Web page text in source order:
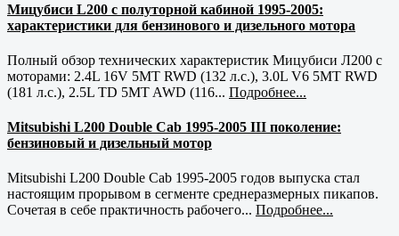
Мицубиси L200 с полуторной кабиной 1995-2005:
характеристики для бензинового и дизельного мотора
Полный обзор технических характеристик Мицубиси Л200 с
моторами: 2.4L 16V 5MT RWD (132 л.с.), 3.0L V6 5MT RWD
(181 л.с.), 2.5L TD 5MT AWD (116... Подробнее...
Mitsubishi L200 Double Cab 1995-2005 III поколение:
бензиновый и дизельный мотор
Mitsubishi L200 Double Cab 1995-2005 годов выпуска стал
настоящим прорывом в сегменте среднеразмерных пикапов.
Сочетая в себе практичность рабочего... Подробнее...